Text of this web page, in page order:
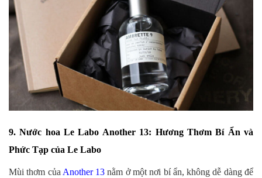
9. Nước hoa Le Labo Another 13: Hương Thơm Bí Ẩn và
Phức Tạp của Le Labo
Mùi thơm của Another 13 nằm ở một nơi bí ẩn, không dễ dàng để